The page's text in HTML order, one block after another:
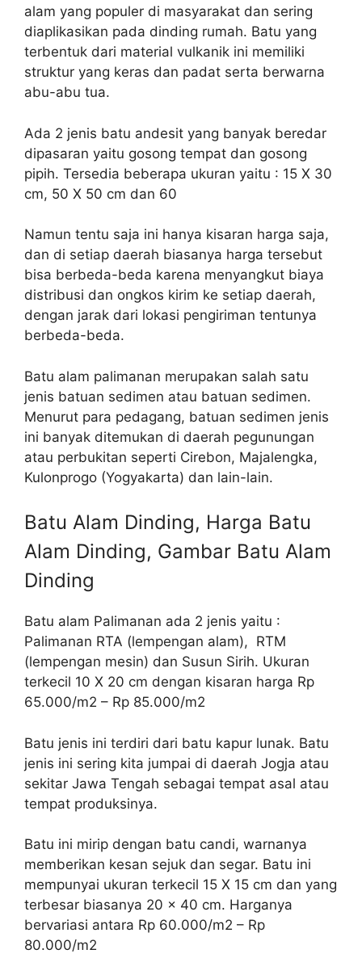
alam yang populer di masyarakat dan sering
diaplikasikan pada dinding rumah. Batu yang
terbentuk dari material vulkanik ini memiliki
struktur yang keras dan padat serta berwarna
abu-abu tua.
Ada 2 jenis batu andesit yang banyak beredar
dipasaran yaitu gosong tempat dan gosong
pipih. Tersedia beberapa ukuran yaitu : 15 X 30
cm, 50 X 50 cm dan 60
Namun tentu saja ini hanya kisaran harga saja,
dan di setiap daerah biasanya harga tersebut
bisa berbeda-beda karena menyangkut biaya
distribusi dan ongkos kirim ke setiap daerah,
dengan jarak dari lokasi pengiriman tentunya
berbeda-beda.
Batu alam palimanan merupakan salah satu
jenis batuan sedimen atau batuan sedimen.
Menurut para pedagang, batuan sedimen jenis
ini banyak ditemukan di daerah pegunungan
atau perbukitan seperti Cirebon, Majalengka,
Kulonprogo (Yogyakarta) dan lain-lain.
Batu Alam Dinding, Harga Batu
Alam Dinding, Gambar Batu Alam
Dinding
Batu alam Palimanan ada 2 jenis yaitu :
Palimanan RTA (lempengan alam), RTM
(lempengan mesin) dan Susun Sirih. Ukuran
terkecil 10 X 20 cm dengan kisaran harga Rp
65.000/m2 – Rp 85.000/m2
Batu jenis ini terdiri dari batu kapur lunak. Batu
jenis ini sering kita jumpai di daerah Jogja atau
sekitar Jawa Tengah sebagai tempat asal atau
tempat produksinya.
Batu ini mirip dengan batu candi, warnanya
memberikan kesan sejuk dan segar. Batu ini
mempunyai ukuran terkecil 15 X 15 cm dan yang
terbesar biasanya 20 x 40 cm. Harganya
bervariasi antara Rp 60.000/m2 – Rp
80.000/m2